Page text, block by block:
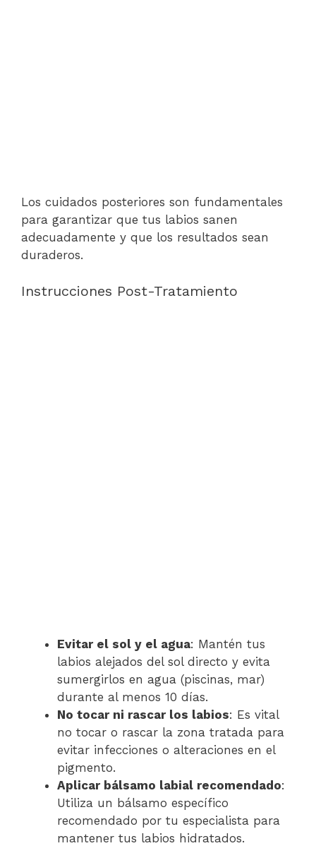
Los cuidados posteriores son fundamentales
para garantizar que tus labios sanen
adecuadamente y que los resultados sean
duraderos.
Instrucciones Post-Tratamiento
Evitar el sol y el agua: Mantén tus
labios alejados del sol directo y evita
sumergirlos en agua (piscinas, mar)
durante al menos 10 días.
No tocar ni rascar los labios: Es vital
no tocar o rascar la zona tratada para
evitar infecciones o alteraciones en el
pigmento.
Aplicar bálsamo labial recomendado:
Utiliza un bálsamo específico
recomendado por tu especialista para
mantener tus labios hidratados.